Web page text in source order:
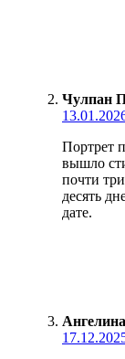
Чулпан
Портрет
вышло
почти
десять
дате.